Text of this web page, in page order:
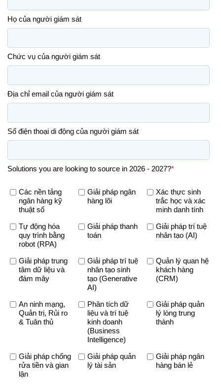
Họ của người giám sát
Chức vụ của người giám sát
Địa chỉ email của người giám sát
Số điện thoại di động của người giám sát
Solutions you are looking to source in 2026 - 2027?*
Các nền tảng
ngân hàng kỹ
thuật số
Giải pháp ngân
hàng lõi
Xác thực sinh
trắc học và xác
minh danh tính
Tự động hóa
quy trình bằng
robot (RPA)
Giải pháp thanh
toán
Giải pháp trí tuệ
nhân tạo (AI)
Giải pháp trung
tâm dữ liệu và
đám mây
Giải pháp trí tuệ
nhân tạo sinh
tạo (Generative
AI)
Quản lý quan hệ
khách hàng
(CRM)
An ninh mạng,
Quản trị, Rủi ro
& Tuân thủ
Phân tích dữ
liệu và trí tuệ
kinh doanh
(Business
Intelligence)
Giải pháp quản
lý lòng trung
thành
Giải pháp chống
rửa tiền và gian
lận
Giải pháp quản
lý tài sản
Giải pháp ngân
hàng bán lẻ